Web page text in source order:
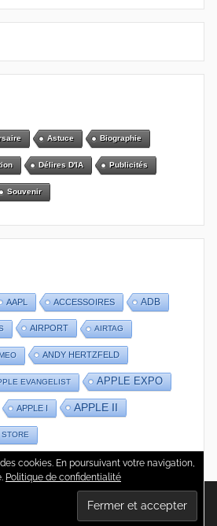
Astuce Biographie
Délires D'IA Publicités
Souvenir
AAPL ACCESSOIRES ADB
AIRPORT AIRTAG
ANDY HERTZFELD
EVANGELIST APPLE EXPO
APPLE I APPLE II
Donovan by ThemeZee.
cookies. En poursuivant votre navigation,
Politique de confidentialité